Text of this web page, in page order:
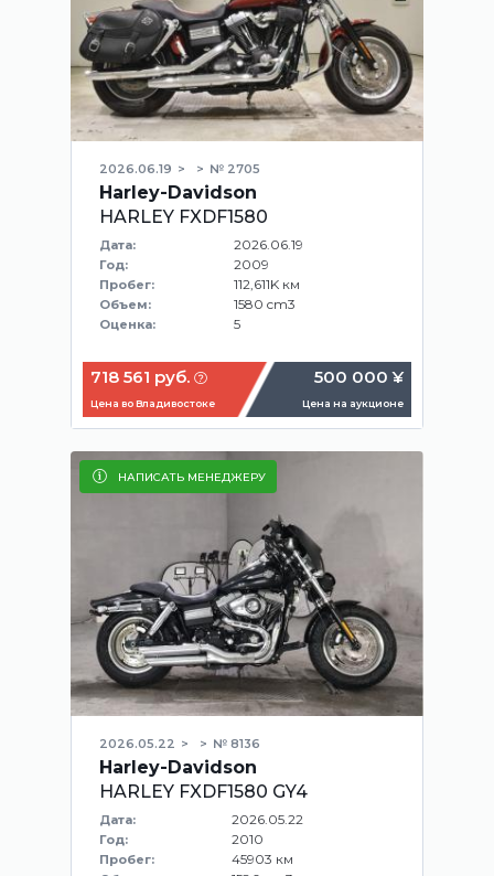
2026.06.19 № 2705
Harley-Davidson
HARLEY FXDF1580
Дата: 2026.06.19
Год: 2009
Пробег: 112,611K км
Объем: 1580 cm3
Оценка: 5
718 561 руб.
Цена во Владивостоке
500 000 ¥
Цена на аукционе
НАПИСАТЬ МЕНЕДЖЕРУ
2026.05.22 № 8136
Harley-Davidson
HARLEY FXDF1580 GY4
Дата: 2026.05.22
Год: 2010
Пробег: 45903 км